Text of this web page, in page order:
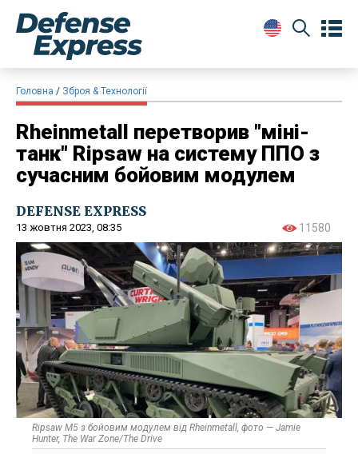
Головна Зброя & Технології
Rheinmetall перетворив "міні-
танк" Ripsaw на систему ППО з
сучасним бойовим модулем
DEFENSE EXPRESS
13 жовтня 2023, 08:35 11580
Ripsaw M5 з бойовим модулем від Rheinmetall, фото — Jamie
Hunter, The War Zone/The Drive